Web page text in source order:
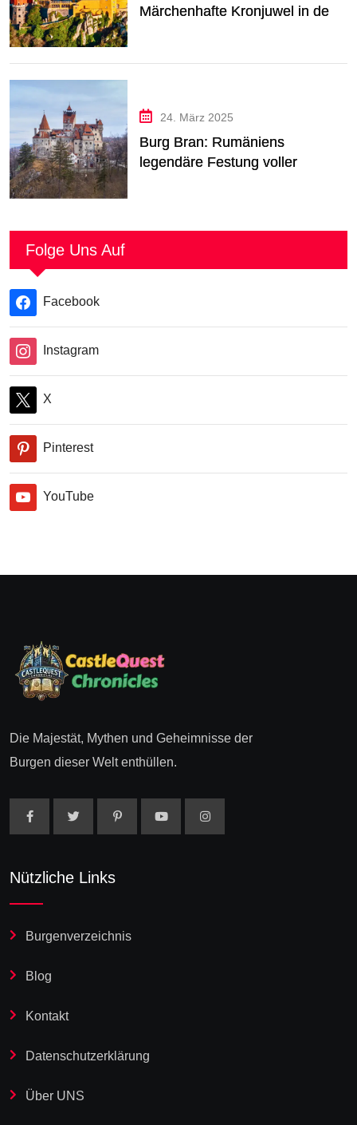
Märchenhafte Kronjuwel in den
24. März 2025
Burg Bran: Rumäniens
legendäre Festung voller
Folge Uns Auf
Facebook
Instagram
X
Pinterest
YouTube
Die Majestät, Mythen und Geheimnisse der
Burgen dieser Welt enthüllen.
Nützliche Links
Burgenverzeichnis
Blog
Kontakt
Datenschutzerklärung
Über UNS